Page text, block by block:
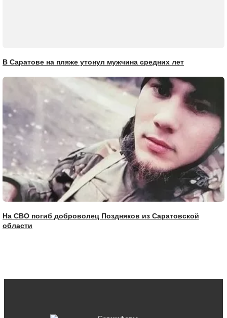
В Саратове на пляже утонул мужчина средних лет
На СВО погиб доброволец Поздняков из Саратовской
области